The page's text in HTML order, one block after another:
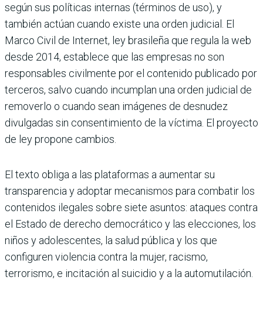
según sus políticas internas (términos de uso), y
también actúan cuando existe una orden judicial. El
Marco Civil de Internet, ley brasileña que regula la web
desde 2014, establece que las empresas no son
responsables civilmente por el contenido publicado por
terceros, salvo cuando incumplan una orden judicial de
removerlo o cuando sean imágenes de desnudez
divulgadas sin consentimiento de la víctima. El proyecto
de ley propone cambios.
El texto obliga a las plataformas a aumentar su
transparencia y adoptar mecanismos para combatir los
contenidos ilegales sobre siete asuntos: ataques contra
el Estado de derecho democrático y las elecciones, los
niños y adolescentes, la salud pública y los que
configuren violencia contra la mujer, racismo,
terrorismo, e incitación al suicidio y a la automutilación.